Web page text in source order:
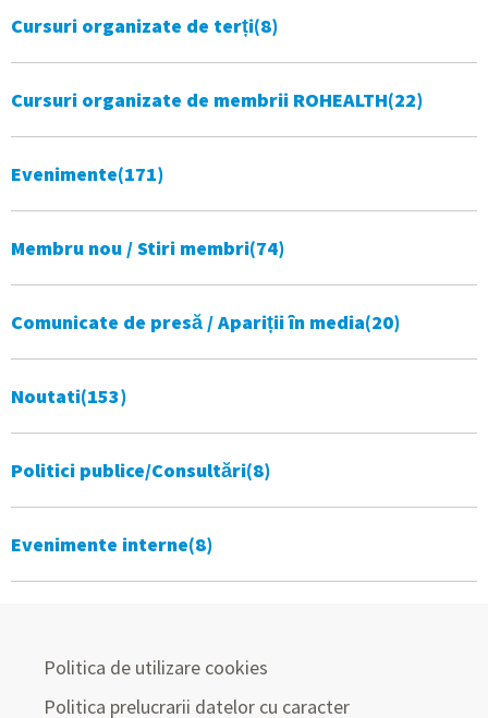
Cursuri organizate de terți(8)
Cursuri organizate de membrii ROHEALTH(22)
Evenimente(171)
Membru nou / Stiri membri(74)
Comunicate de presă / Apariții în media(20)
Noutati(153)
Politici publice/Consultări(8)
Evenimente interne(8)
Politica de utilizare cookies
Politica prelucrarii datelor cu caracter